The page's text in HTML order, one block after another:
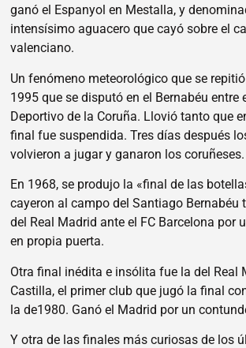
ganó el Espanyol en Mestalla, y
intensísimo aguacero que cayó sobre el
valenciano.
Un fenómeno meteorológico que se
1995 que se disputó en el Bernabéu entre
Deportivo de la Coruña. Llovió tanto que
final fue suspendida. Tres días después
volvieron a jugar y ganaron los coruñeses.
En 1968, se produjo la «final de las
cayeron al campo del Santiago Bernabéu
del Real Madrid ante el FC Barcelona por
en propia puerta.
Otra final inédita e insólita fue la del Real
Castilla, el primer club que jugó la final
la de1980. Ganó el Madrid por un
Y otra de las finales más curiosas de los